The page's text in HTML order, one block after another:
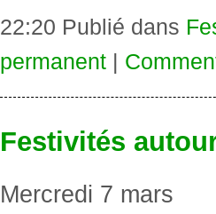
22:20 Publié dans
permanent
Festivités
Mercredi 7 mars